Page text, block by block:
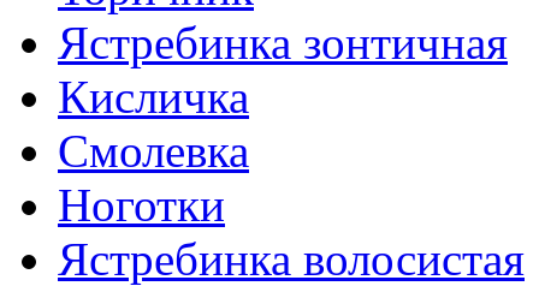
Ястребинка зонтичная
Кисличка
Смолевка
Ноготки
Ястребинка волосистая